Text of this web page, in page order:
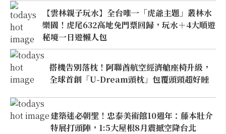
【雲林親子玩水】全台唯一「虎爺主題」叢林水
樂園！虎尾632高地免門票回歸，玩水＋4大順遊
秘境一日遊懶人包
搭機告別落枕！阿聯酋航空經濟艙座椅升級，
全球首創「U-Dream頭枕」包覆頭頸超好睡
建築迷必朝聖！忠泰美術館10週年：藤本壯介
特展打頭陣，1:5大屋根8月震撼空降台北